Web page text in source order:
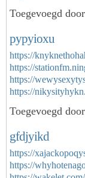
Toegevoegd door
pypyioxu
https://
https://
https://
https://
Toegevoegd door
gfdjyikd
https://
https://